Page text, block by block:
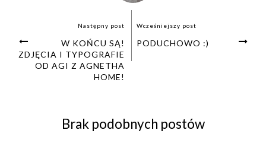
Następny post
W KOŃCU SĄ!
ZDJĘCIA I TYPOGRAFIE
OD AGI Z AGNETHA
HOME!
Wcześniejszy post
PODUCHOWO :)
Brak podobnych postów